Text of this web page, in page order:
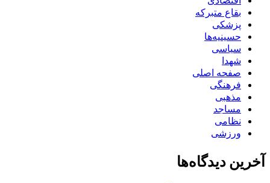
بقاع متبرکه
پزشکی
حسینیه‌ها
سیاسی
شهدا
صفحه اصلی
فرهنگی
مذهبی
مساجد
نظامی
ورزشی
آخرین دیدگاه‌ها